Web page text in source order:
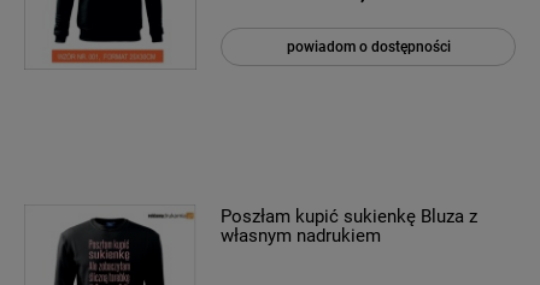
powiadom o dostępności
Poszłam kupić sukienkę Bluza z
własnym nadrukiem